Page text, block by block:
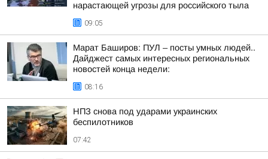
нарастающей угрозы для российского тыла
09:05
Марат Баширов: ПУЛ – посты умных людей..
Дайджест самых интересных региональных
новостей конца недели:
08:16
НПЗ снова под ударами украинских
беспилотников
07:42